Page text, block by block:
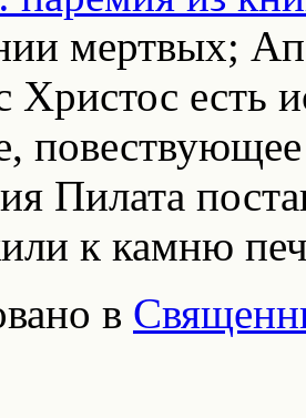
мертвых;
Христос есть
Пилата
к камню
в